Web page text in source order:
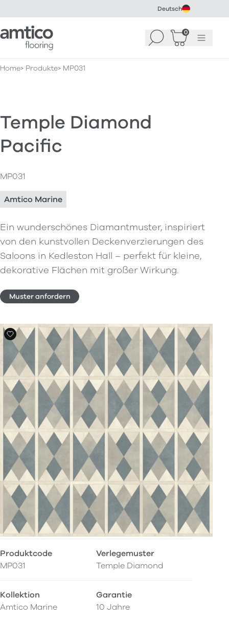
Deutsch
Amtico Flooring Suchen 0
WarenkorbMenü
Home Produkte MP031
Temple Diamond
Pacific
MP031
Amtico Marine
Ein wunderschönes Diamantmuster, inspiriert
von den kunstvollen Deckenverzierungen des
Saloons in Kedleston Hall – perfekt für kleine,
dekorative Flächen mit großer Wirkung.
Muster anfordern
Produktcode
MP031
Verlegemuster
Temple Diamond
Kollektion
Amtico Marine
Garantie
10 Jahre